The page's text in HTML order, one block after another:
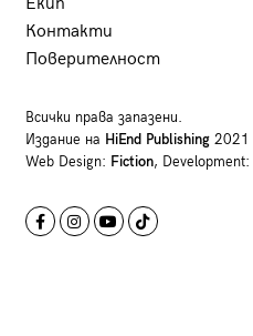
Контакти
Поверителност
Всички права запазени.
Издание на HiEnd Publishing2021
Web Design: Fiction, Development: